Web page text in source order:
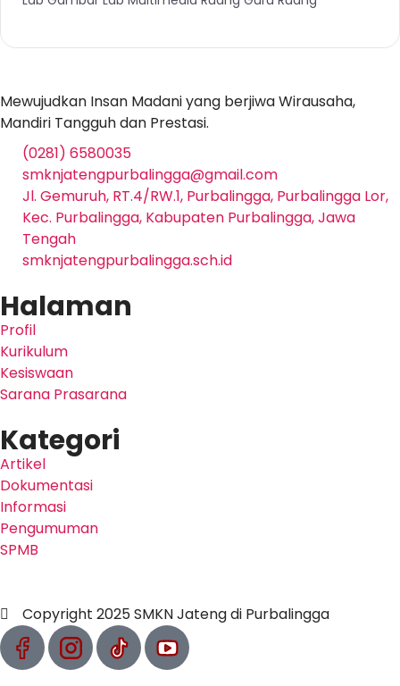
Mewujudkan Insan Madani yang berjiwa Wirausaha,
Mandiri Tangguh dan Prestasi.
(0281) 6580035
smknjatengpurbalingga@gmail.com
Jl. Gemuruh, RT.4/RW.1, Purbalingga, Purbalingga Lor,
Kec. Purbalingga, Kabupaten Purbalingga, Jawa
Tengah
smknjatengpurbalingga.sch.id
Halaman
Profil
Kurikulum
Kesiswaan
Sarana Prasarana
Kategori
Artikel
Dokumentasi
Informasi
Pengumuman
SPMB
Copyright 2025 SMKN Jateng di Purbalingga